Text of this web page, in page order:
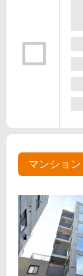
マンション